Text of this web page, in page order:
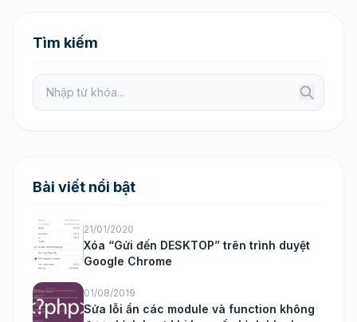
Tìm kiếm
Bài viết nổi bật
21/01/2020
Xóa “Gửi đến DESKTOP” trên trình duyệt
Google Chrome
01/08/2019
Sửa lỗi ẩn các module và function không